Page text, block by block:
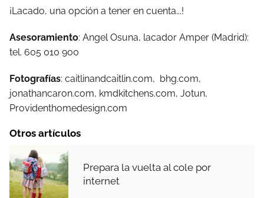
¡Lacado, una opción a tener en cuenta...!
Asesoramiento: Angel Osuna, lacador Amper (Madrid):
tel. 605 010 900
Fotografías: caitlinandcaitlin.com, bhg.com,
jonathancaron.com, kmdkitchens.com, Jotun,
Providenthomedesign.com
Otros artículos
Prepara la vuelta al cole por
internet